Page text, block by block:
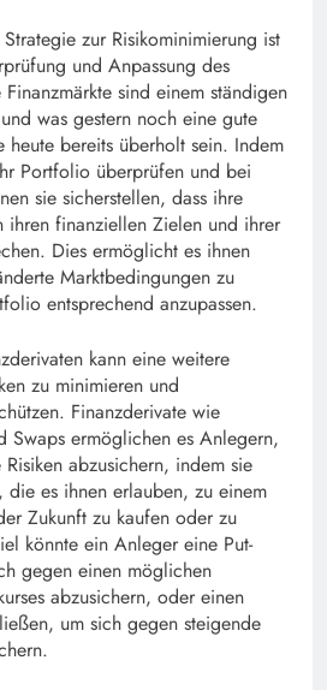
zur Risikominimierung ist
und Anpassung des
sind einem ständigen
was gestern noch eine gute
heute bereits überholt sein. Indem
Portfolio überprüfen und bei
sie sicherstellen, dass ihre
ihren finanziellen Zielen und ihrer
Dies ermöglicht es ihnen
Marktbedingungen zu
entsprechend anzupassen.
kann eine weitere
zu minimieren und
Finanzderivate wie
Swaps ermöglichen es Anlegern,
abzusichern, indem sie
die es ihnen erlauben, zu einem
Zukunft zu kaufen oder zu
könnte ein Anleger eine Put-
gegen einen möglichen
abzusichern, oder einen
um sich gegen steigende